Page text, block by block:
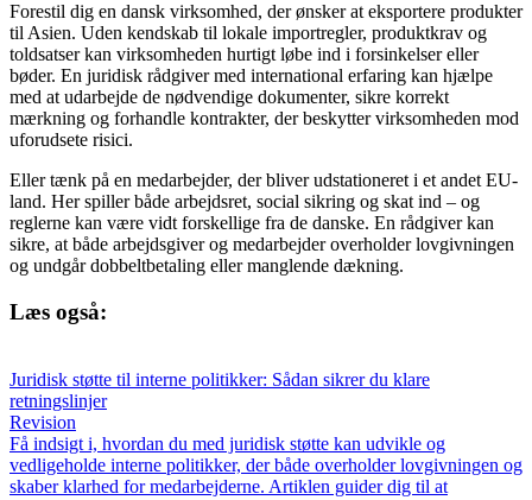
Forestil dig en dansk virksomhed, der ønsker at eksportere produkter
til Asien. Uden kendskab til lokale importregler, produktkrav og
toldsatser kan virksomheden hurtigt løbe ind i forsinkelser eller
bøder. En juridisk rådgiver med international erfaring kan hjælpe
med at udarbejde de nødvendige dokumenter, sikre korrekt
mærkning og forhandle kontrakter, der beskytter virksomheden mod
uforudsete risici.
Eller tænk på en medarbejder, der bliver udstationeret i et andet EU-
land. Her spiller både arbejdsret, social sikring og skat ind – og
reglerne kan være vidt forskellige fra de danske. En rådgiver kan
sikre, at både arbejdsgiver og medarbejder overholder lovgivningen
og undgår dobbeltbetaling eller manglende dækning.
Læs også:
Juridisk støtte til interne politikker: Sådan sikrer du klare
retningslinjer
Revision
Få indsigt i, hvordan du med juridisk støtte kan udvikle og
vedligeholde interne politikker, der både overholder lovgivningen og
skaber klarhed for medarbejderne. Artiklen guider dig til at